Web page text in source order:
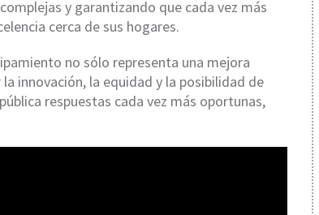
y garantizando que cada vez más
cerca de sus hogares.
no sólo representa una mejora
innovación, la equidad y la posibilidad de
respuestas cada vez más oportunas,